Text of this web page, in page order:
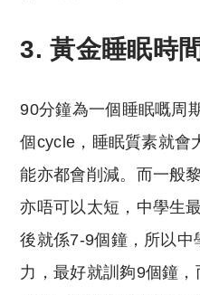
3. 黃金睡眠時間
90分鐘為一個睡眠嘅周
個cycle，睡眠質素就會
能亦都會削減。而一般
亦唔可以太短，中學生
後就係7-9個鐘，所以中
力，最好就訓夠9個鐘